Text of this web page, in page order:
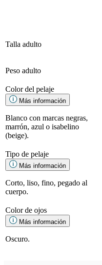
Talla adulto
Peso adulto
Color del pelaje
Más información
Blanco con marcas negras,
marrón, azul o isabelino
(beige).
Tipo de pelaje
Más información
Corto, liso, fino, pegado al
cuerpo.
Color de ojos
Más información
Oscuro.